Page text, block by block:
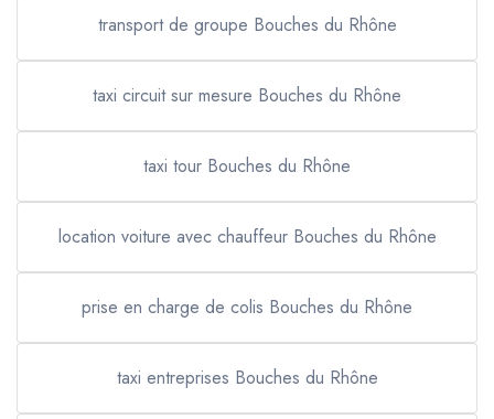
transport de groupe Bouches du Rhône
taxi circuit sur mesure Bouches du Rhône
taxi tour Bouches du Rhône
location voiture avec chauffeur Bouches du Rhône
prise en charge de colis Bouches du Rhône
taxi entreprises Bouches du Rhône